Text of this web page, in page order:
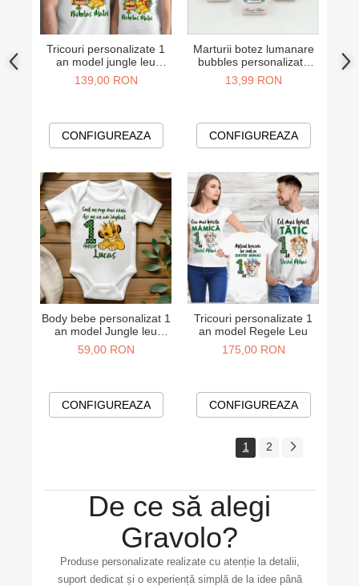
Tricouri personalizate 1
an model jungle leu
Simba, pentru nasi
139,00 RON
CONFIGUREAZA
Marturii botez lumanare
bubbles personalizate
model Leu
13,99 RON
CONFIGUREAZA
Body bebe personalizat 1
an model Jungle leu
Simba
59,00 RON
CONFIGUREAZA
Tricouri personalizate 1
an model Regele Leu
175,00 RON
CONFIGUREAZA
1 2
De ce să alegi
Gravolo?
Produse personalizate realizate cu atenție la detalii,
suport dedicat și o experiență simplă de la idee până